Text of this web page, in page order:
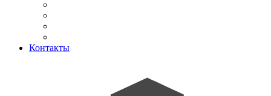
Контакты